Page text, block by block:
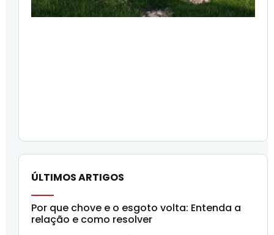
ÚLTIMOS ARTIGOS
Por que chove e o esgoto volta: Entenda a
relação e como resolver